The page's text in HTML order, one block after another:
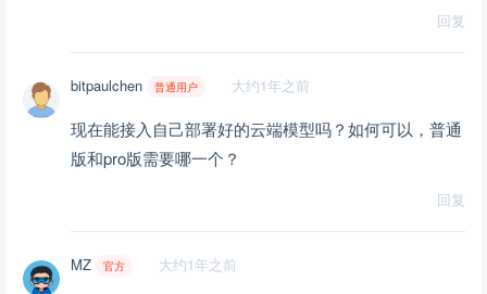
回复
bitpaulchen 普通用户 大约1年之前
现在能接入自己部署好的云端模型吗？如何可以，普通
版和pro版需要哪一个？
回复
MZ 官方 大约1年之前